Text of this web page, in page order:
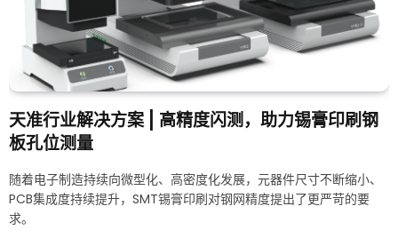
天准行业解决方案 | 高精度闪测，助力锡膏印刷钢
板孔位测量
随着电子制造持续向微型化、高密度化发展，元器件尺寸不断缩小、
PCB集成度持续提升，SMT锡膏印刷对钢网精度提出了更严苛的要
求。